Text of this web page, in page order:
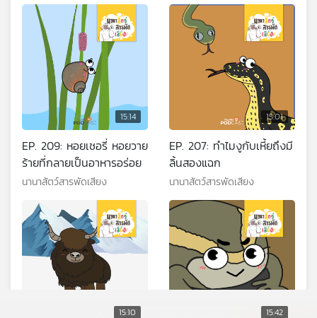
15:14
EP. 209: หอยเชอรี่ หอยวาย
ร้ายที่กลายเป็นอาหารอร่อย
นานาสัตว์สารพัดเสียง
15:01
EP. 207: ทำไมงูกับเหี้ยถึงมี
ลิ้นสองแฉก
นานาสัตว์สารพัดเสียง
15:10 15:42